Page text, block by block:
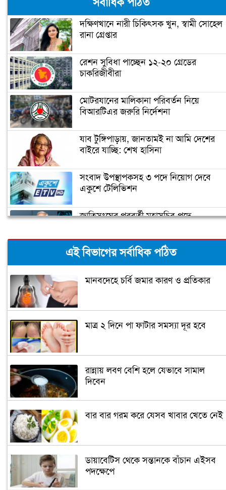
দক্ষিণখানে নারী চিকিৎসক খুন, স্বামী সোহেল
রানা গ্রেপ্তার
রেশন সুবিধা পাচ্ছেন ১২-২০ গ্রেডের
চাকরিজীবীরা
মোটরযানের মালিকানা পরিবর্তন নিয়ে
বিআরটিএর জরুরি নির্দেশনা
যাব টুঙ্গিপাড়ায়, জানতামই না আমি দেশের
বাইরে যাচ্ছি: শেখ হাসিনা
সংবাদ উপস্থাপকসহ ৩ পদে নিয়োগ দেবে
একুশে টেলিভিশন
জাতিসংঘের পরবর্তী মহাসচিব পদে
ক্যাম্পাস অ্যাম্বাসেডর নিয়োগ দিচ্ছে একুশে
টেলিভিশন
লিগ্যাল এইডের মাধ্যমে সন্তান ফিরে পেল
জেট ফুয়েলের দাম কমলো লিটারে ১৯ টাকা
মূল্যস্ফীতি কমে জুনে ৯ দশমিক ১৬ শতাংশ
ছুটিতে গিয়ে না ফিরলে ৩ বছরের নিষেধাজ্ঞা,
নতুন নিয়ম সৌদির
এই বিভাগের সর্বাধিক পঠিত
মানবদেহে চর্বি জমার কারণ ও প্রতিকার
মাত্র ২ দিনে পা ফাটার সমস্যা দূর হবে
রান্নায় লবণ বেশি হলে যেভাবে সামাল
দিবেন
বার বার গরম করে যেসব খাবার খেতে নেই
ডায়াবেটিস থেকে সন্তানকে বাঁচান এইসব
পদক্ষেপে